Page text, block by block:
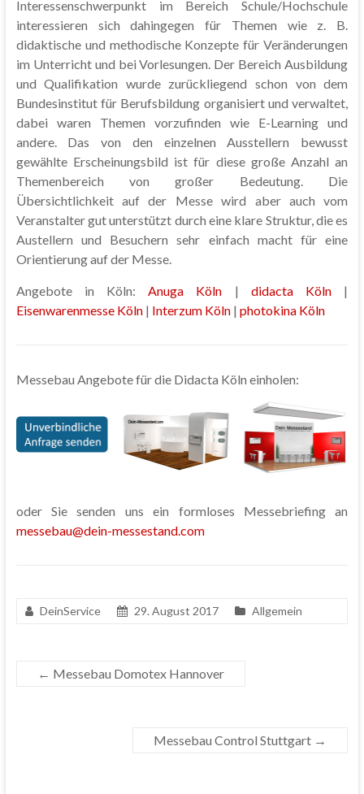
Interessenschwerpunkt im Bereich Schule/Hochschule
interessieren sich dahingegen für Themen wie z. B.
didaktische und methodische Konzepte für Veränderungen
im Unterricht und bei Vorlesungen. Der Bereich Ausbildung
und Qualifikation wurde zurückliegend schon von dem
Bundesinstitut für Berufsbildung organisiert und verwaltet,
dabei waren Themen vorzufinden wie E-Learning und
andere. Das von den einzelnen Ausstellern bewusst
gewählte Erscheinungsbild ist für diese große Anzahl an
Themenbereich von großer Bedeutung. Die
Übersichtlichkeit auf der Messe wird aber auch vom
Veranstalter gut unterstützt durch eine klare Struktur, die es
Austellern und Besuchern sehr einfach macht für eine
Orientierung auf der Messe.
Angebote in Köln:Anuga Köln | didacta Köln |
Eisenwarenmesse Köln| Interzum Köln| photokina Köln
Messebau Angebote für die Didacta Köln einholen:
oder Sie senden uns ein formloses Messebriefing an
messebau@dein-messestand.com
DeinService 29. August 2017 Allgemein
← Messebau Domotex Hannover
Messebau Control Stuttgart →